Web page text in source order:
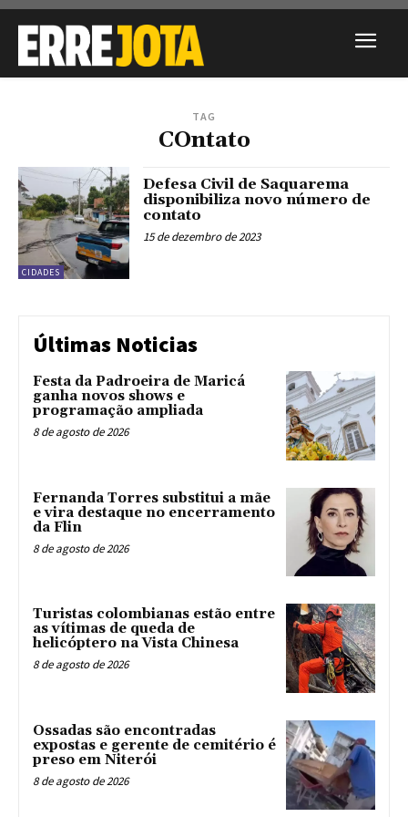
TAG
COntato
CIDADES
Defesa Civil de Saquarema
disponibiliza novo número de
contato
15 de dezembro de 2023
Últimas Noticias
Festa da Padroeira de Maricá
ganha novos shows e
programação ampliada
8 de agosto de 2026
Fernanda Torres substitui a mãe
e vira destaque no encerramento
da Flin
8 de agosto de 2026
Turistas colombianas estão entre
as vítimas de queda de
helicóptero na Vista Chinesa
8 de agosto de 2026
Ossadas são encontradas
expostas e gerente de cemitério é
preso em Niterói
8 de agosto de 2026